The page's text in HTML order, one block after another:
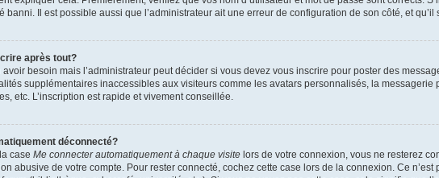
banni. Il est possible aussi que l’administrateur ait une erreur de configuration de son côté, et
après tout?
besoin mais l’administrateur peut décider si vous devez vous inscrire pour poster des
supplémentaires inaccessibles aux visiteurs comme les avatars personnalisés, la messagerie
etc. L’inscription est rapide et vivement conseillée.
déconnecté?
case Me connecter automatiquement à chaque visite lors de votre connexion, vous ne resterez
abusive de votre compte. Pour rester connecté, cochez cette case lors de la connexion. Ce